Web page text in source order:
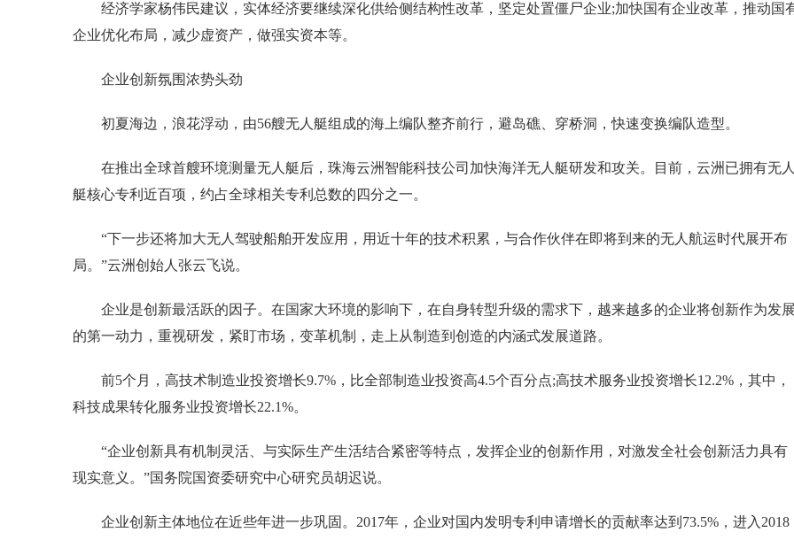
经济学家杨伟民建议，实体经济要继续深化供给侧结构性改革，坚定处置僵尸企业;加快国有企业改革，推动国
企业优化布局，减少虚资产，做强实资本等。
企业创新氛围浓势头劲
初夏海边，浪花浮动，由56艘无人艇组成的海上编队整齐前行，避岛礁、穿桥洞，快速变换编队造型。
在推出全球首艘环境测量无人艇后，珠海云洲智能科技公司加快海洋无人艇研发和攻关。目前，云洲已拥有无
艇核心专利近百项，约占全球相关专利总数的四分之一。
“下一步还将加大无人驾驶船舶开发应用，用近十年的技术积累，与合作伙伴在即将到来的无人航运时代展开布
局。”云洲创始人张云飞说。
企业是创新最活跃的因子。在国家大环境的影响下，在自身转型升级的需求下，越来越多的企业将创新作为发
的第一动力，重视研发，紧盯市场，变革机制，走上从制造到创造的内涵式发展道路。
前5个月，高技术制造业投资增长9.7%，比全部制造业投资高4.5个百分点;高技术服务业投资增长12.2%，其中，
科技成果转化服务业投资增长22.1%。
“企业创新具有机制灵活、与实际生产生活结合紧密等特点，发挥企业的创新作用，对激发全社会创新活力具有
现实意义。”国务院国资委研究中心研究员胡迟说。
企业创新主体地位在近些年进一步巩固。2017年，企业对国内发明专利申请增长的贡献率达到73.5%，进入2018